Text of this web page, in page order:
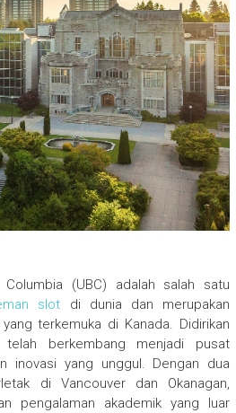
(UBC) adalah salah satu
slot di dunia dan merupakan
terkemuka di Kanada. Didirikan
berkembang menjadi pusat
inovasi yang unggul. Dengan dua
di Vancouver dan Okanagan,
pengalaman akademik yang luar